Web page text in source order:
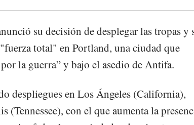
su decisión de desplegar las tropas y
total" en Portland, una ciudad que
por la guerra” y bajo el asedio de Antifa.
despliegues en Los Ángeles (California),
(Tennessee), con el que aumenta la